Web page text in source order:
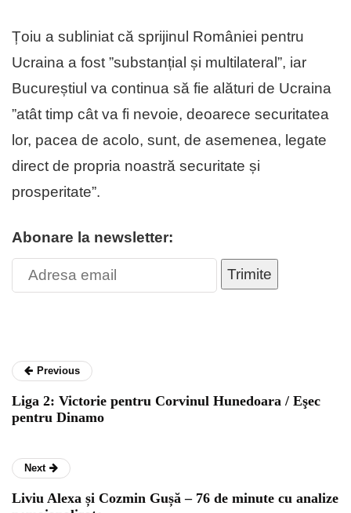
Țoiu a subliniat că sprijinul României pentru
Ucraina a fost ”substanțial și multilateral”, iar
Bucureștiul va continua să fie alături de Ucraina
”atât timp cât va fi nevoie, deoarece securitatea
lor, pacea de acolo, sunt, de asemenea, legate
direct de propria noastră securitate și
prosperitate”.
Abonare la newsletter:
Trimite
Previous
Liga 2: Victorie pentru Corvinul Hunedoara / Eşec
pentru Dinamo
Next
Liviu Alexa și Cozmin Gușă – 76 de minute cu analize